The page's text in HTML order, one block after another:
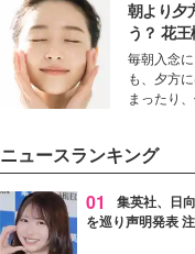
ションの
して、“髪
めて注目
子。今回
な髪を日
女性たち
朝より夕
う？ 花
ーターキ
ン（捕水
の常識を
毎朝入念
も、夕方
まったり
性を秘めた
Capturing
プチャリ
技術を、
ニュースランキング
01
集英社、日
を巡り声明発表